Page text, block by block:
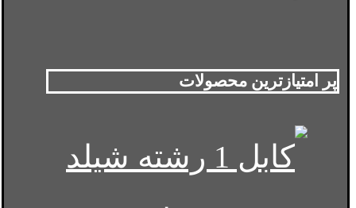
پر امتیازترین محصولات